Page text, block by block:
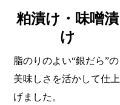
粕漬け・味噌漬
け
脂のりのよい“銀だら”の
美味しさを活かして仕上
げました。